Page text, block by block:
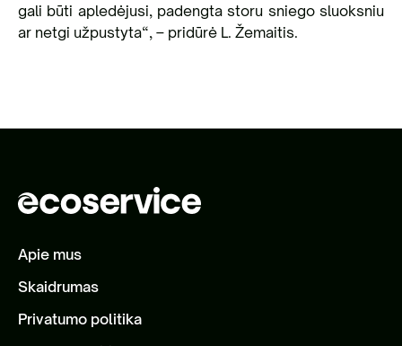
gali būti apledėjusi, padengta storu sniego sluoksniu
ar netgi užpustyta“, – pridūrė L. Žemaitis.
Apie mus
Skaidrumas
Privatumo politika